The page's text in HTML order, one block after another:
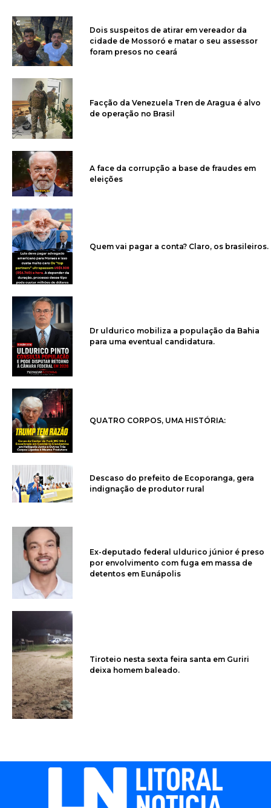
Dois suspeitos de atirar em vereador da
cidade de Mossoró e matar o seu assessor
foram presos no ceará
Facção da Venezuela Tren de Aragua é alvo
de operação no Brasil
A face da corrupção a base de fraudes em
eleições
Quem vai pagar a conta? Claro, os brasileiros.
Dr uldurico mobiliza a população da Bahia
para uma eventual candidatura.
QUATRO CORPOS, UMA HISTÓRIA:
Descaso do prefeito de Ecoporanga, gera
indignação de produtor rural
Ex-deputado federal uldurico júnior é preso
por envolvimento com fuga em massa de
detentos em Eunápolis
Tiroteio nesta sexta feira santa em Guriri
deixa homem baleado.